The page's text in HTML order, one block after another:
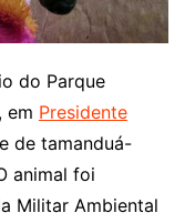
do Parque
em Presidente
de tamanduá-
animal foi
Militar Ambiental